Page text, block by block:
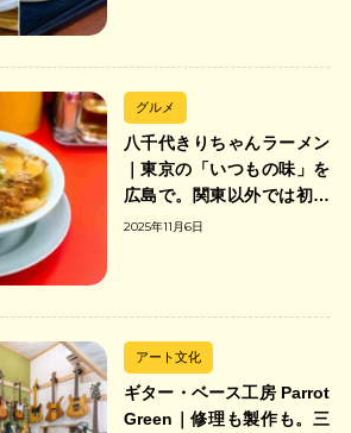
グルメ
八千代きりちゃんラーメン
｜東京の「いつもの味」を
広島で。関東以外では初の
「ちゃんのれん組合」加盟
2025年11月6日
アート文化
ギター・ベース工房 Parrot
Green｜修理も製作も。三